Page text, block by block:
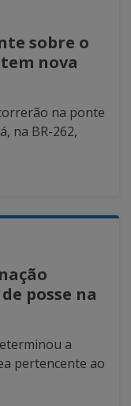
sobre o
nova
na ponte
na BR-262,
posse na
a
pertencente ao